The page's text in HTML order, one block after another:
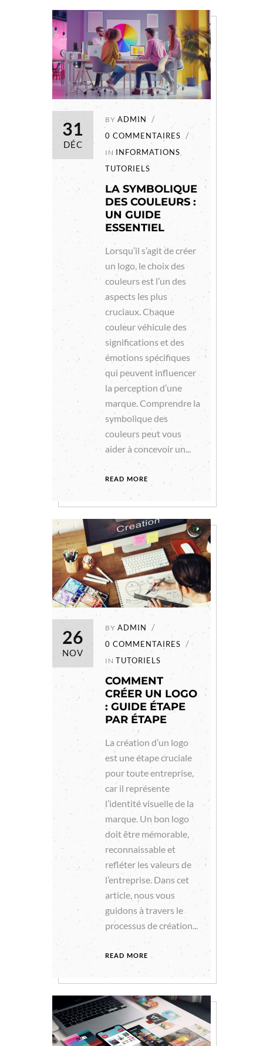
31
DÉC
BY ADMIN
0 COMMENTAIRES
IN INFORMATIONS
TUTORIELS
LA SYMBOLIQUE
DES COULEURS :
UN GUIDE
ESSENTIEL
Lorsqu’il s’agit de créer
un logo, le choix des
couleurs est l’un des
aspects les plus
cruciaux. Chaque
couleur véhicule des
significations et des
émotions spécifiques
qui peuvent influencer
la perception d’une
marque. Comprendre la
symbolique des
couleurs peut vous
aider à concevoir un...
READ MORE
26
NOV
BY ADMIN
0 COMMENTAIRES
IN TUTORIELS
COMMENT
CRÉER UN LOGO
: GUIDE ÉTAPE
PAR ÉTAPE
La création d’un logo
est une étape cruciale
pour toute entreprise,
car il représente
l’identité visuelle de la
marque. Un bon logo
doit être mémorable,
reconnaissable et
refléter les valeurs de
l’entreprise. Dans cet
article, nous vous
guidons à travers le
processus de création...
READ MORE